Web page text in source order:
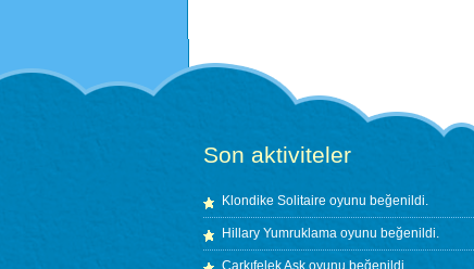
Son aktiviteler
Klondike Solitaire oyunu beğenildi.
Hillary Yumruklama oyunu beğenildi.
Çarkıfelek Aşk oyunu beğenildi.